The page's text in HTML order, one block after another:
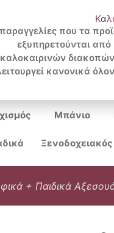
Search
...
Μπάνιο
+ Παιδικά
που τα
εξυπηρετούνται
καλοκαιρινών
κανονικά